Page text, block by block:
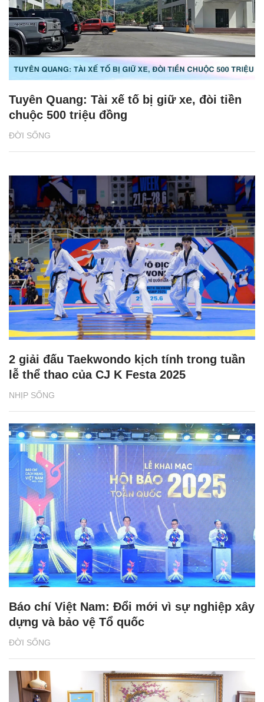
ĐỜI SỐNG
Tuyên Quang: Tài xế tố bị giữ xe, đòi tiền
chuộc 500 triệu đồng
NHỊP SỐNG
2 giải đấu Taekwondo kịch tính trong tuần
lễ thể thao của CJ K Festa 2025
ĐỜI SỐNG
Báo chí Việt Nam: Đổi mới vì sự nghiệp xây
dựng và bảo vệ Tổ quốc